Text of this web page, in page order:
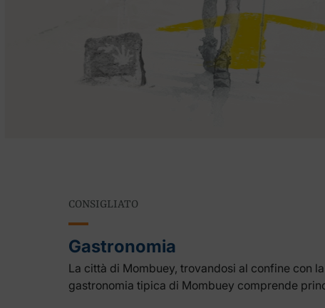
CONSIGLIATO
Gastronomia
La città di Mombuey, trovandosi al confine con
gastronomia tipica di Mombuey comprende